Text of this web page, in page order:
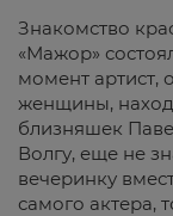
Знакомство
«Мажор»
момент артист,
женщины,
близняшек
Волгу, еще не
вечеринку
самого актера,